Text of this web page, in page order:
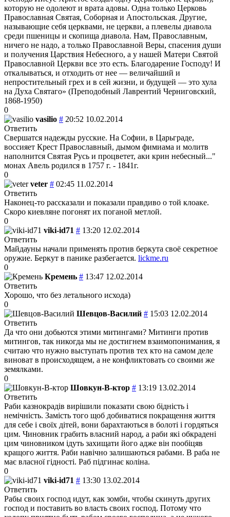
которую не одолеют и врата адовы. Одна только Церковь
Православная Святая, Соборная и Апостольская. Другие,
называющие себя церквами, не церкви, а плевелы диавола
среди пшеницы и скопища диавола. Нам, Православным,
ничего не надо, а только Православной Веры, спасения души
и получения Царствия Небесного, а у нашей Матери Святой
Православной Церкви все это есть. Благодарение Господу! И
откалываться, и отходить от нее — величайший и
непростительный грех и в сей жизни, и будущей — это хула
на Духа Святаго» (Преподобный Лаврентий Черниговский,
1868-1950)
0
vasilio # 20:52 10.02.2014
Ответить
Свершатся надежды русские. На Софии, в Царьграде,
воссияет Крест Православный, дымом фимиама и молитв
наполнится Святая Русь и процветет, аки крин небесный..."
монах Авель родился в 1757 г. - 1841г.
0
veter # 02:45 11.02.2014
Ответить
Наконец-то рассказали и показали правдиво о той клоаке.
Скоро киевляне погонят их поганой метлой.
0
viki-id71 # 13:20 12.02.2014
Ответить
Майдауны начали применять против беркута своё секретное
оружие. Беркут в панике разбегается. lickme.ru
0
Кремень # 13:47 12.02.2014
Ответить
Хорошо, что без летального исхода)
0
Шевцов-Василий # 15:03 12.02.2014
Ответить
Да что они добьются этими митингами? Митинги против
митингов, так никогда мы не достигнем взаимопонимания, я
считаю что нужно выступать против тех кто на самом деле
виноват в происходящем, а не конфликтовать со своими же
земялками.
0
Шовкун-В-ктор # 13:19 13.02.2014
Ответить
Раби казнокрадів вирішили показати свою бідність і
немічність. Замість того щоб добиватися покращення життя
для себе і своїх дітей, вони барахтаються в болоті і гордяться
цим. Чиновник грабить власний народ, а раби які обкрадені
цим чиновником ідуть захищати його адже він пообіцяв
кращого життя. Раби навічно залишаються рабами. В раба не
має власної гідності. Раб підгинає коліна.
0
viki-id71 # 13:30 13.02.2014
Ответить
Рабы своих господ идут, как зомби, чтобы скинуть других
господ и поставить во власть своих господ. Потому что